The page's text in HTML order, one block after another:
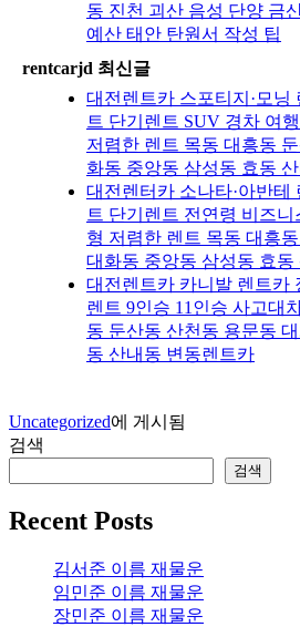
동 진천 괴산 음성 단양 금
예산 태안 탄원서 작성 팁
rentcarjd 최신글
대전렌트카 스포티지·모닝
트 단기렌트 SUV 경차 여
저렴한 렌트 목동 대흥동
화동 중앙동 삼성동 효동
대전렌터카 소나타·아반테
트 단기렌트 전연령 비즈
형 저렴한 렌트 목동 대흥
대화동 중앙동 삼성동 효동
대전렌트카 카니발 렌트카
렌트 9인승 11인승 사고대
동 둔산동 산천동 용문동
동 산내동 변동렌트카
Uncategorized에 게시됨
검색
검색
Recent Posts
김서준 이름 재물운
임민준 이름 재물운
장민준 이름 재물운